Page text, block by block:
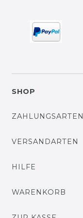
SHOP
ZAHLUNGSARTEN
VERSANDARTEN
HILFE
WARENKORB